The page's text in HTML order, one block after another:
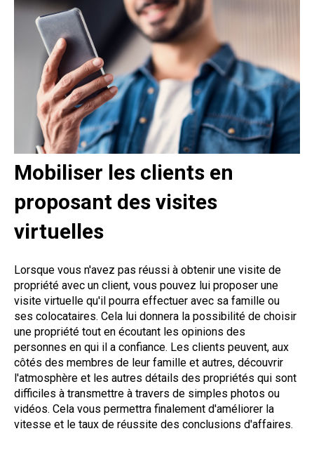
Mobiliser les clients en
proposant des visites
virtuelles
Lorsque vous n'avez pas réussi à obtenir une visite de
propriété avec un client, vous pouvez lui proposer une
visite virtuelle qu'il pourra effectuer avec sa famille ou
ses colocataires. Cela lui donnera la possibilité de choisir
une propriété tout en écoutant les opinions des
personnes en qui il a confiance. Les clients peuvent, aux
côtés des membres de leur famille et autres, découvrir
l'atmosphère et les autres détails des propriétés qui sont
difficiles à transmettre à travers de simples photos ou
vidéos. Cela vous permettra finalement d'améliorer la
vitesse et le taux de réussite des conclusions d'affaires.